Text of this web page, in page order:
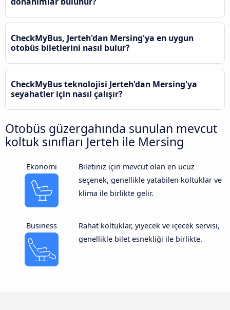
CheckMyBus, Jerteh'dan Mersing'ya en uygun
otobüs biletlerini nasıl bulur?
CheckMyBus teknolojisi Jerteh'dan Mersing'ya
seyahatler için nasıl çalışır?
Otobüs güzergahında sunulan mevcut
koltuk sınıfları Jerteh ile Mersing
Ekonomi
Biletiniz için mevcut olan en ucuz
seçenek, genellikle yatabilen koltuklar ve
klima ile birlikte gelir.
Business
Rahat koltuklar, yiyecek ve içecek servisi,
genellikle bilet esnekliği ile birlikte.